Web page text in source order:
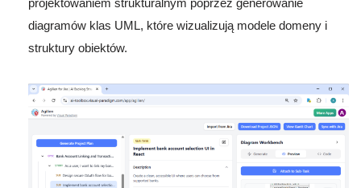
projektowaniem strukturalnym poprzez generowanie
diagramów klas UML, które wizualizują modele domeny i
struktury obiektów.